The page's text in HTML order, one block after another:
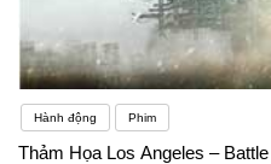
Hành động Phim
Thảm Họa Los Angeles –